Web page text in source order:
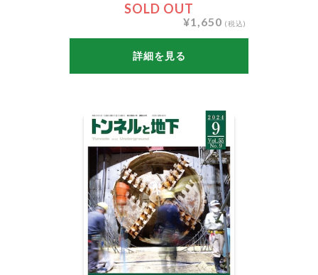
SOLD OUT
¥1,650 (税込)
詳細を見る